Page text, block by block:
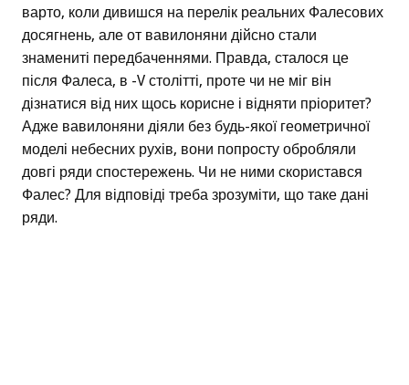
варто, коли дивишся на перелік реальних Фалесових
досягнень, але от вавилоняни дійсно стали
знамениті передбаченнями. Правда, сталося це
після Фалеса, в -V столітті, проте чи не міг він
дізнатися від них щось корисне і відняти пріоритет?
Адже вавилоняни діяли без будь-якої геометричної
моделі небесних рухів, вони попросту обробляли
довгі ряди спостережень. Чи не ними скористався
Фалес? Для відповіді треба зрозуміти, що таке дані
ряди.